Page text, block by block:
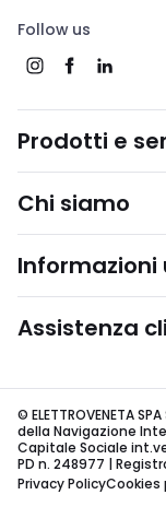
Follow us
Prodotti e
Chi siamo
Informazioni
Assistenza
© ELETTROVENETA
della Navigazione
Capitale Sociale
PD n. 248977 |
Privacy PolicyCookies